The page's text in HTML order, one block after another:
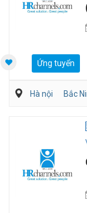
Ứng tuyển
Hà nội Bắc